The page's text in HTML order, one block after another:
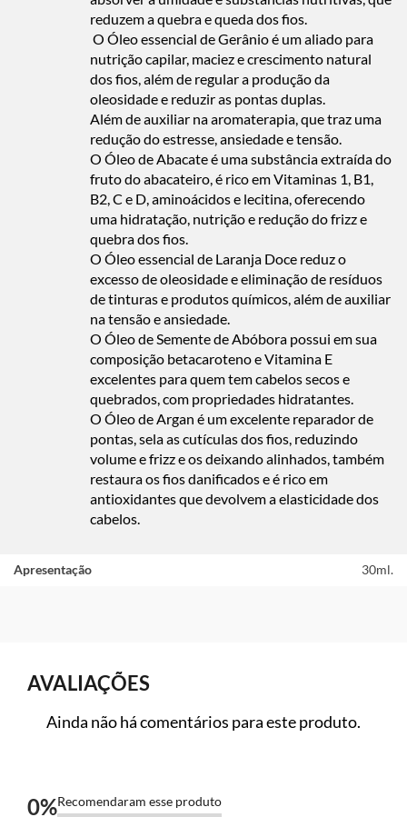
reduzem a quebra e queda dos fios.
O Óleo essencial de Gerânio é um aliado para
nutrição capilar, maciez e crescimento natural
dos fios, além de regular a produção da
oleosidade e reduzir as pontas duplas.
Além de auxiliar na aromaterapia, que traz uma
redução do estresse, ansiedade e tensão.
O Óleo de Abacate é uma substância extraída do
fruto do abacateiro, é rico em Vitaminas 1, B1,
B2, C e D, aminoácidos e lecitina, oferecendo
uma hidratação, nutrição e redução do frizz e
quebra dos fios.
O Óleo essencial de Laranja Doce reduz o
excesso de oleosidade e eliminação de resíduos
de tinturas e produtos químicos, além de auxiliar
na tensão e ansiedade.
O Óleo de Semente de Abóbora possui em sua
composição betacaroteno e Vitamina E
excelentes para quem tem cabelos secos e
quebrados, com propriedades hidratantes.
O Óleo de Argan é um excelente reparador de
pontas, sela as cutículas dos fios, reduzindo
volume e frizz e os deixando alinhados, também
restaura os fios danificados e é rico em
antioxidantes que devolvem a elasticidade dos
cabelos.
Apresentação 30ml.
AVALIAÇÕES
Ainda não há comentários para este produto.
0%Recomendaram esse produto